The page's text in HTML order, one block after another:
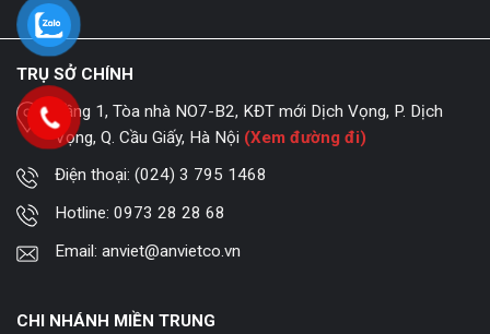
TRỤ SỞ CHÍNH
Tầng 1, Tòa nhà NO7-B2, KĐT mới Dịch Vọng, P. Dịch
Vọng, Q. Cầu Giấy, Hà Nội (Xem đường đi)
Điện thoại:(024) 3 795 1468
Hotline:0973 28 28 68
Email:anviet@anvietco.vn
CHI NHÁNH MIỀN TRUNG